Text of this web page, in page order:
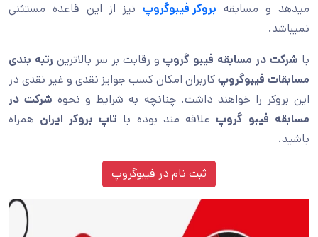
میدهد و مسابقه بروکر فیبوگروپ نیز از این قاعده مستثنی
نمیباشد.
با شرکت در مسابقه فیبو گروپو رقابت بر سر بالاترین رتبه بندی
مسابقات فیبوگروپکاربران امکان کسب جوایز نقدی و غیر نقدی در
این بروکر را خواهند داشت. چنانچه به شرایط و نحوه شرکت در
مسابقه فیبو گروپ علاقه مند بوده با تاپ بروکر ایران همراه
باشید.
ثبت نام در فیبوگروپ